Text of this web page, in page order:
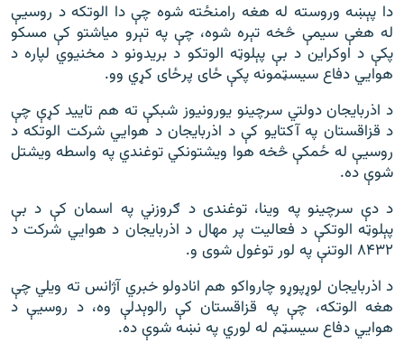
دا پېښه وروسته له هغه رامنځته شوه چې دا الوتکه د روسیې
له هغې سیمې څخه تېره شوه، چې په تېرو میاشتو کې مسکو
پکې د اوکراین د بې پېلوټه الوتکو د بریدونو د مخنیوي لپاره د
هوایي دفاع سیسټمونه پکې ځای پرځای کړي وو.
د اذربایجان دولتي سرچینو یورونيوز شبکې ته هم تایید کړې چې
د قزاقستان په آکتایو کې د اذربایجان د هوايي شرکت الوتکه د
روسیې له ځمکې څخه هوا ویشتونکي توغندي په واسطه ویشتل
شوې ده.
د دې سرچینو په وینا، توغندی د ګروزني په اسمان کې د بې
پېلوټه الوتکې د فعالیت پر مهال د اذربایجان د هوايي شرکت د
۸۴۳۲ الوتنې په لور توغول شوی و.
د اذربایجان لوړپوړو چارواکو هم انادولو خبري آژانس ته ویلي چې
هغه الوتکه، چې په قزاقستان کې رالوېدلې وه، د روسیې د
هوایي دفاع سیسټم له لوري په نښه شوې ده.